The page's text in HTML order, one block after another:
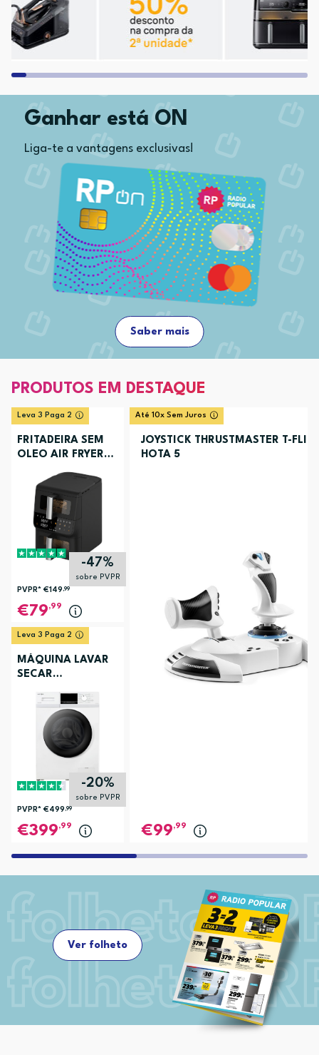
Ganhar está ON
Liga-te a vantagens exclusivas!
Saber mais
PRODUTOS EM DESTAQUE
Leva 3 Paga 2
FRITADEIRA SEM
OLEO AIR FRYER
TOWERCHEF
-47%
sobre PVPR
PVPR* €149 ,99
79,99
Leva 3 Paga 2
MÁQUINA LAVAR
SECAR
EC3107BR
-20%
sobre PVPR
PVPR* €499,99
399,99
Até 10x Sem Juros
JOYSTICK THRUSTMASTER T-
HOTA 5
99,99
Ver folheto